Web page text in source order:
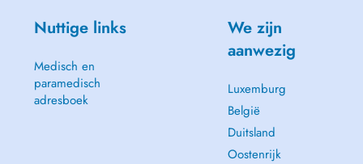
Nuttige links
Medisch en
paramedisch
adresboek
We zijn
aanwezig
Luxemburg
België
Duitsland
Oostenrijk